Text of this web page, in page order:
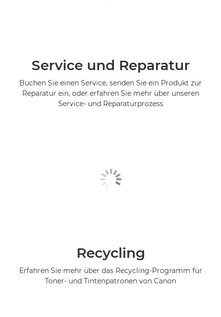
Service und Reparatur
Buchen Sie einen Service, senden Sie ein Produkt zur
Reparatur ein, oder erfahren Sie mehr über unseren
Service- und Reparaturprozess
Recycling
Erfahren Sie mehr über das Recycling-Programm für
Toner- und Tintenpatronen von Canon